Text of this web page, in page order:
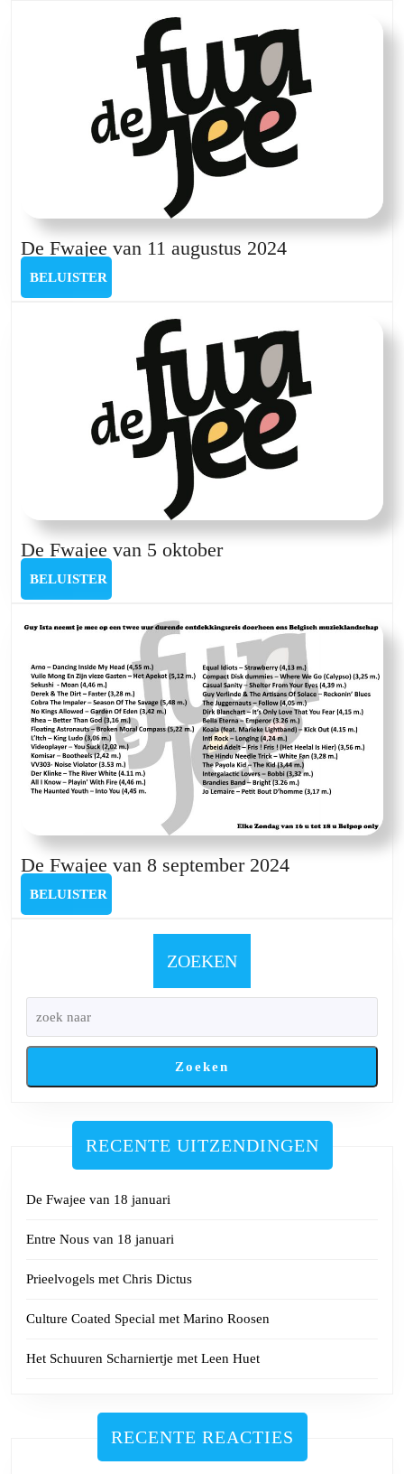
oktober
De Fwajee van 11 augustus 2024De
augustus
2024
BELUISTER
De Fwajee van 5 oktoberDe
oktober
BELUISTER
De Fwajee van 8 september 2024De
BELUISTER
ZOEKEN
Zoeken
RECENTE UITZENDINGEN
De Fwajee van 18 januari
Entre Nous van 18 januari
Prieelvogels met Chris Dictus
Culture Coated Special met Marino Roosen
Het Schuuren Scharniertje met Leen Huet
RECENTE REACTIES